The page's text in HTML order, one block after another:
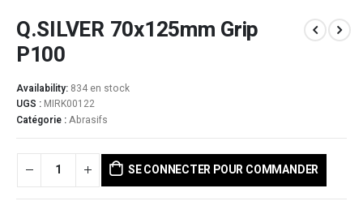
Q.SILVER 70x125mm Grip
P100
Availability: 834 en stock
UGS : MIRK00122
Catégorie :Abrasifs
SE CONNECTER POUR COMMANDER